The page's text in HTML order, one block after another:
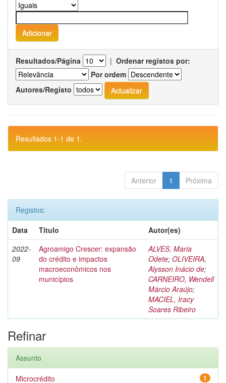
Resultados/Página | Ordenar registos por:
Por ordem
Autores/Registo
Resultados 1-1 de 1.
Anterior 1 Próxima
Registos:
Data
Título
Autor(es)
2022-
09
Agroamigo Crescer: expansão
do crédito e impactos
macroeconômicos nos
municípios
ALVES, Maria
Odete; OLIVEIRA,
Alysson Inácio de;
CARNEIRO, Wendell
Márcio Araújo;
MACIEL, Iracy
Soares Ribeiro
Refinar
Assunto
1
Microcrédito